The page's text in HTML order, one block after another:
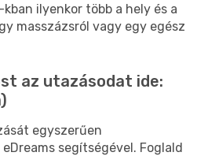
ilyenkor több a hely és a
masszázsról vagy egy egész
az utazásodat ide:
egyszerűen
segítségével. Foglald